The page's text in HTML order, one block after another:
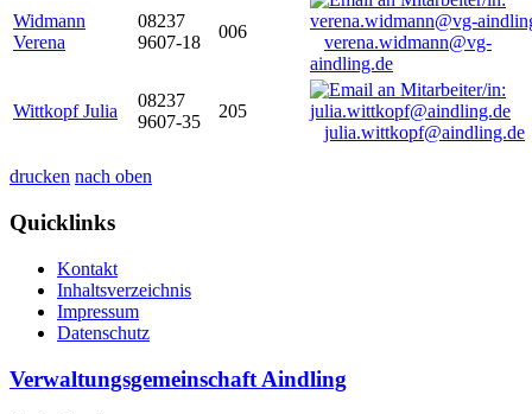
Widmann
Verena
08237
9607-18
006
verena.widmann@vg-
aindling.de
Wittkopf Julia
08237
9607-35
205
julia.wittkopf@aindling.de
drucken nach oben
Quicklinks
Kontakt
Inhaltsverzeichnis
Impressum
Datenschutz
Verwaltungsgemeinschaft Aindling